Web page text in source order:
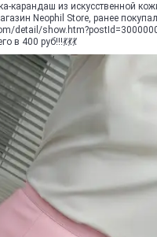
карандаш из искусственной
Neophil Store, ранее
detail/
в 400 руб!!!💃💃💃